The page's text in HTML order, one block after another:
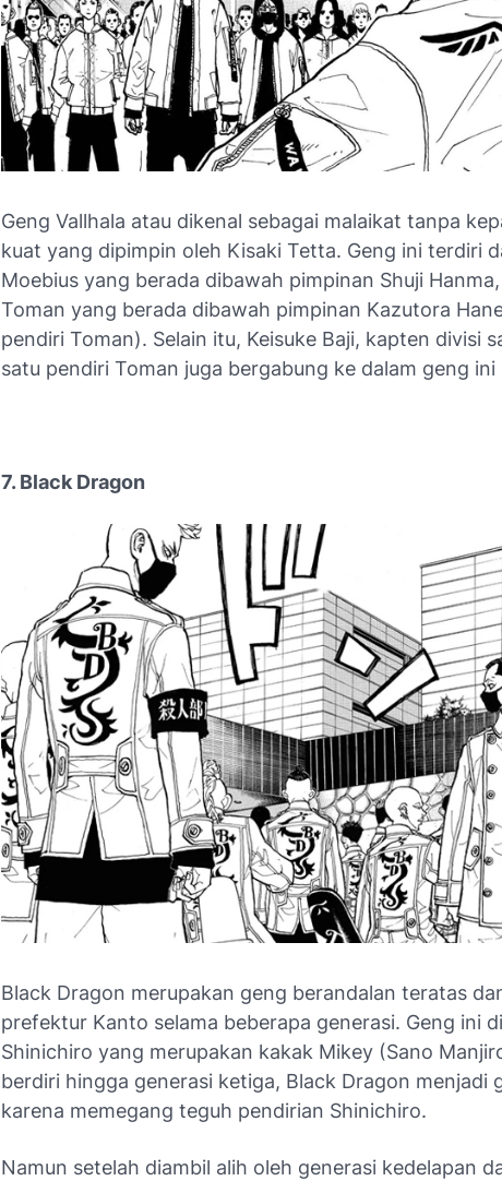
Geng Vallhala atau dikenal sebagai malaikat tanpa
kuat yang dipimpin oleh Kisaki Tetta. Geng ini terdiri
Moebius yang berada dibawah pimpinan Shuji
Toman yang berada dibawah pimpinan Kazutora
pendiri Toman). Selain itu, Keisuke Baji, kapten divisi
satu pendiri Toman juga bergabung ke dalam geng ini
7. Black Dragon
Black Dragon merupakan geng berandalan teratas
prefektur Kanto selama beberapa generasi. Geng ini
Shinichiro yang merupakan kakak Mikey (Sano
berdiri hingga generasi ketiga, Black Dragon menjadi
karena memegang teguh pendirian Shinichiro.
Namun setelah diambil alih oleh generasi kedelapan